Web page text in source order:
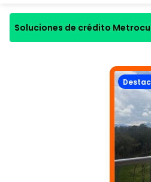
Soluciones de crédito